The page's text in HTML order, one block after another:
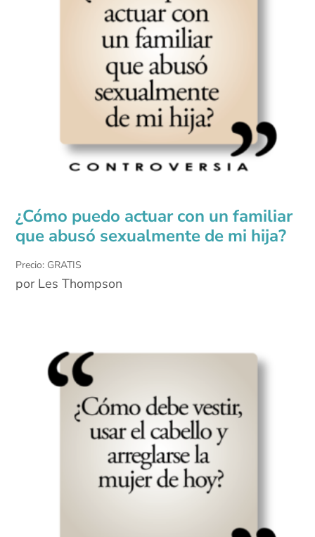
¿Cómo puedo actuar con un familiar
que abusó sexualmente de mi hija?
Precio: GRATIS
por Les Thompson